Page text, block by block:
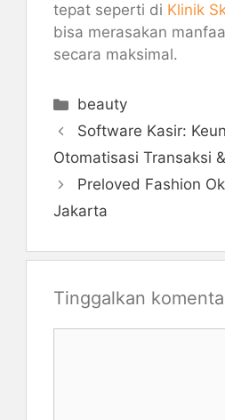
tepat seperti di Klinik
bisa merasakan
secara maksimal.
Kategori
beauty
Software Kasir:
Otomatisasi Transaksi
Preloved Fashion
Jakarta
Tinggalkan